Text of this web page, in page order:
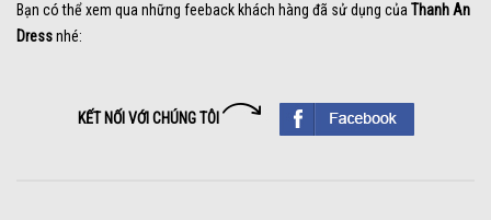
Bạn có thể xem qua những feeback khách hàng đã sử dụng của Thanh An
Dressnhé:
KẾT NỐI VỚI CHÚNG TÔI